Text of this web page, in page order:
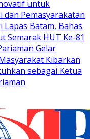
untuk
dan Pemasyarakatan
Batam, Bahas
Semarak HUT Ke-81
Gelar
Kibarkan
sebagai Ketua